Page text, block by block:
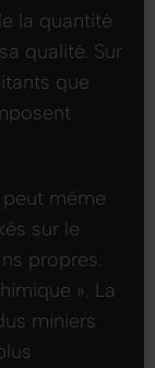
la quantité
qualité. Sur
que
même
sur le
propres.
». La
miniers